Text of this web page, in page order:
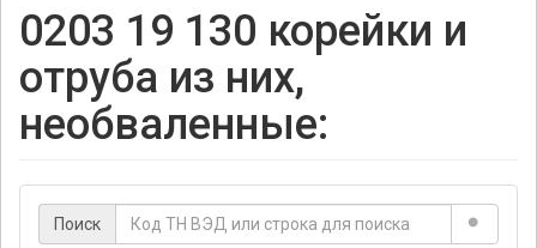
0203 19 130 корейки и
отруба из них,
необваленные:
Поиск